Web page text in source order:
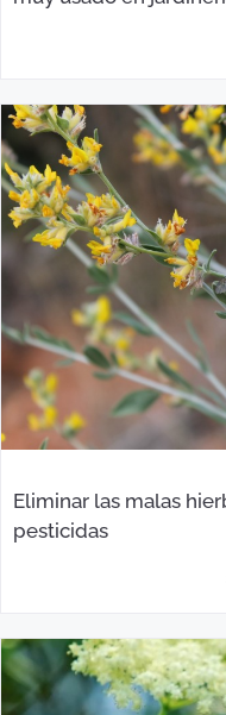
Eliminar las malas
pesticidas